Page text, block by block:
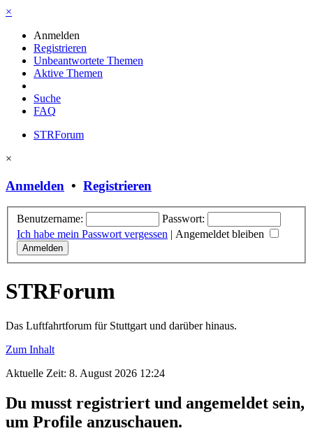
×
Anmelden
Registrieren
Unbeantwortete Themen
Aktive Themen
Suche
FAQ
STRForum
×
Anmelden • Registrieren
Benutzername:
Passwort:
Ich habe mein Passwort vergessen | Angemeldet bleiben
STRForum
Das Luftfahrtforum für Stuttgart und darüber hinaus.
Zum Inhalt
Aktuelle Zeit: 8. August 2026 12:24
Du musst registriert und angemeldet sein,
um Profile anzuschauen.